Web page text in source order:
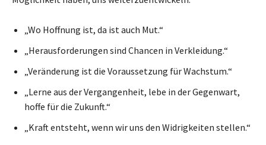
„Wo Hoffnung ist, da ist auch Mut.“
„Herausforderungen sind Chancen in Verkleidung.“
„Veränderung ist die Voraussetzung für Wachstum.“
„Lerne aus der Vergangenheit, lebe in der Gegenwart,
hoffe für die Zukunft.“
„Kraft entsteht, wenn wir uns den Widrigkeiten stellen.“